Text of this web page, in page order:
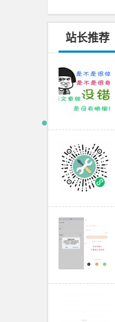
站长推荐